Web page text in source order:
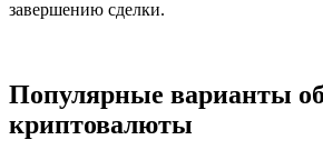
завершению сделки.
Популярные варианты
криптовалюты